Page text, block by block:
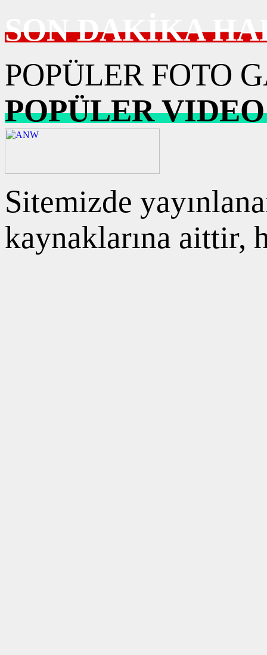
SON DAKİKA
POPÜLER FOTO
POPÜLER
Sitemizde
kaynaklarına aittir,